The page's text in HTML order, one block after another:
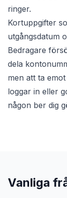
ringer.
Kortuppgifter
utgångsdatum
Bedragare
dela
men att ta
loggar in eller
någon ber dig
Vanliga